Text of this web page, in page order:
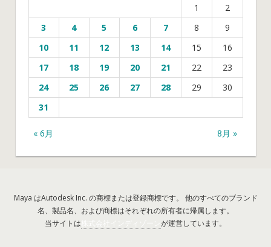
« 6月 8月 »
1
2
3
4 5 6 7 8
9
10
11 12 13 14 15
16
17
18 19 20 21 22
23
24
25 26 27 28 29
30
31
Maya はAutodesk Inc. の商標または登録商標です。 他のすべてのブランド
名、製品名、および商標はそれぞれの所有者に帰属します。
当サイトは
が運営しています。